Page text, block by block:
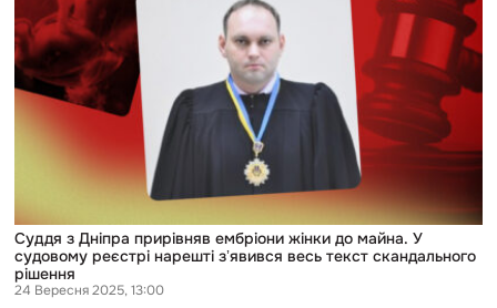
Дніпра
прирівняв
ембріони
жінки
до
майна.
судовому
реєстрі
нарешті
весь
текст
скандального
рішення
Суддя з Дніпра прирівняв ембріони жінки до майна. У
судовому реєстрі нарешті зʼявився весь текст скандального
рішення
24 Вересня 2025, 13:00